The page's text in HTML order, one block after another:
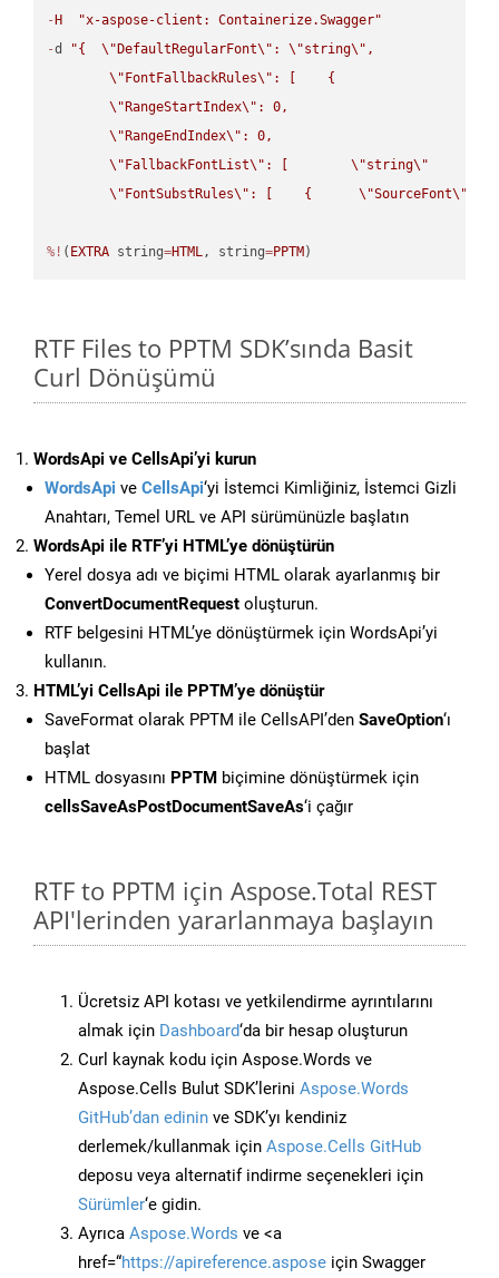
- H
"x-aspose-client: Containerize.Swagger"
-d "{ \" DefaultRegularFont\" : \"string\" ,
\" FontFallbackRules\" : [    {
\" RangeStartIndex\" : 0,
\" RangeEndIndex\" : 0,
\" FallbackFontList\" : [ \"string\"
\" FontSubstRules\" : [    { \"SourceFont\"
%! ( EXTRA string=HTML, string=PPTM )
RTF Files to PPTM SDK’sında Basit
Curl Dönüşümü
WordsApi ve CellsApi’yi kurun
WordsApi ve CellsApi‘yi İstemci Kimliğiniz, İstemci Gizli
Anahtarı, Temel URL ve API sürümünüzle başlatın
WordsApi ile RTF’yi HTML’ye dönüştürün
Yerel dosya adı ve biçimi HTML olarak ayarlanmış bir
ConvertDocumentRequest oluşturun.
RTF belgesini HTML’ye dönüştürmek için WordsApi’yi
kullanın.
HTML’yi CellsApi ile PPTM’ye dönüştür
SaveFormat olarak PPTM ile CellsAPI’den SaveOption‘ı
başlat
HTML dosyasını PPTM biçimine dönüştürmek için
cellsSaveAsPostDocumentSaveAs‘i çağır
RTF to PPTM için Aspose.Total REST
API'lerinden yararlanmaya başlayın
Ücretsiz API kotası ve yetkilendirme ayrıntılarını
almak için Dashboard‘da bir hesap oluşturun
Curl kaynak kodu için Aspose.Words ve
Aspose.Cells Bulut SDK’lerini Aspose.Words
GitHub’dan edinin ve SDK’yı kendiniz
derlemek/kullanmak için Aspose.Cells GitHub
deposu veya alternatif indirme seçenekleri için
Sürümler‘e gidin.
Ayrıca Aspose.Words ve <a
href=“https://apireference.aspose için Swagger